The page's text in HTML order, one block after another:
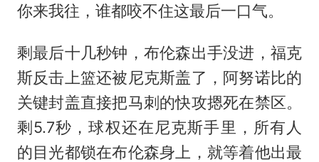
你来我往，谁都咬不住这最后一口气。
剩最后十几秒钟，布伦森出手没进，福克
斯反击上篮还被尼克斯盖了，阿努诺比的
关键封盖直接把马刺的快攻摁死在禁区。
剩5.7秒，球权还在尼克斯手里，所有人
的目光都锁在布伦森身上，就等着他出最